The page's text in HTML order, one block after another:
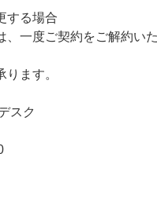
する場合
、一度ご契約をご解約い
ます。
スク